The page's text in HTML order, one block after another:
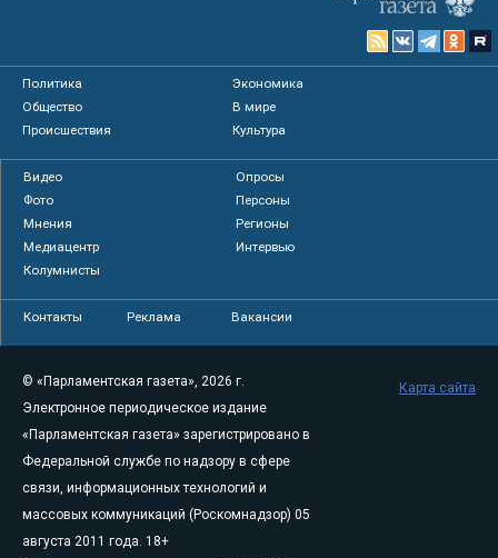
Политика
Экономика
Общество
В мире
Происшествия
Культура
Видео
Опросы
Фото
Персоны
Мнения
Регионы
Медиацентр
Интервью
Колумнисты
Контакты Реклама Вакансии
© «Парламентская газета», 2026 г.
Электронное периодическое издание
«Парламентская газета» зарегистрировано в
Федеральной службе по надзору в сфере
связи, информационных технологий и
массовых коммуникаций (Роскомнадзор) 05
августа 2011 года. 18+
Карта сайта